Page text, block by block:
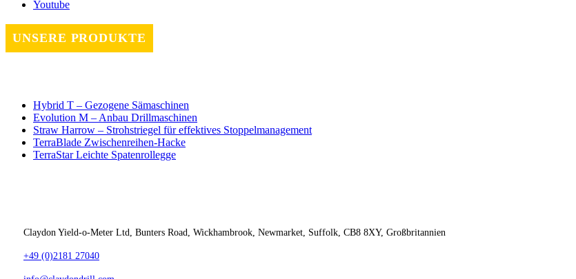
Youtube
UNSERE PRODUKTE
Hybrid T – Gezogene Sämaschinen
Evolution M – Anbau Drillmaschinen
Straw Harrow – Strohstriegel für effektives Stoppelmanagement
TerraBlade Zwischenreihen-Hacke
TerraStar Leichte Spatenrollegge
Claydon Yield-o-Meter Ltd, Bunters Road, Wickhambrook, Newmarket, Suffolk, CB8 8XY, Großbritannien
+49 (0)2181 27040